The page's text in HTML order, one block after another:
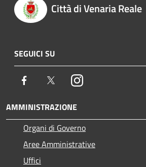
Città di Venaria Reale
SEGUICI SU
Facebook TwitterInstagram
AMMINISTRAZIONE
Organi di Governo
Aree Amministrative
Uffici